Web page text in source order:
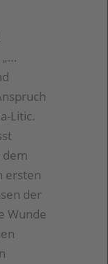
Litic.
ersten
der
Wunde